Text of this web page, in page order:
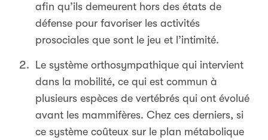
afin qu’ils demeurent hors des états de
défense pour favoriser les activités
prosociales que sont le jeu et l’intimité.
Le système orthosympathique qui intervient
dans la mobilité, ce qui est commun à
plusieurs espèces de vertébrés qui ont évolué
avant les mammifères. Chez ces derniers, si
ce système coûteux sur le plan métabolique